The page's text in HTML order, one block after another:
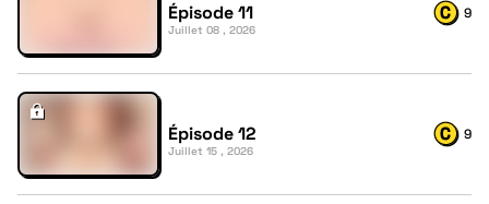
Épisode 11
Juillet 08 , 2026
9
Épisode 12
Juillet 15 , 2026
9